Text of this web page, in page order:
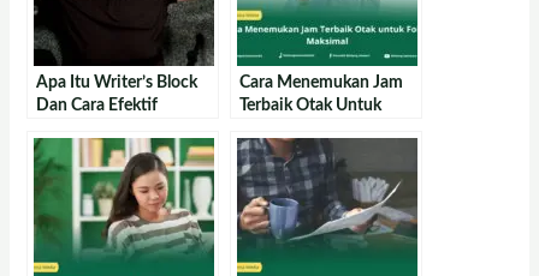
Apa Itu Writer’s Block
Dan Cara Efektif
Cara Menemukan Jam
Terbaik Otak Untuk